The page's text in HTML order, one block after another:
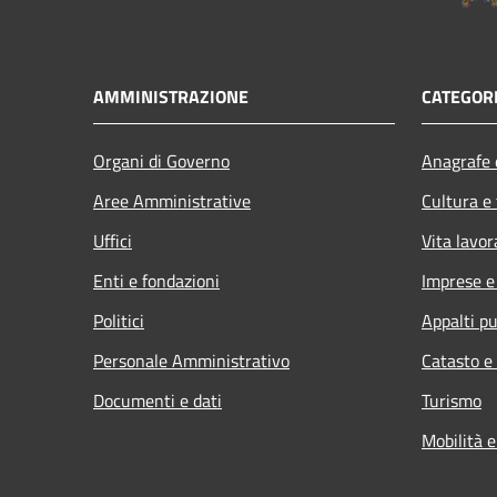
AMMINISTRAZIONE
Organi di Governo
Aree Amministrative
Uffici
Enti e fondazioni
Politici
Personale Amministrativo
Documenti e dati
Cultura
Vita
Imprese
Appalti
Catasto
Turismo
Mobilità